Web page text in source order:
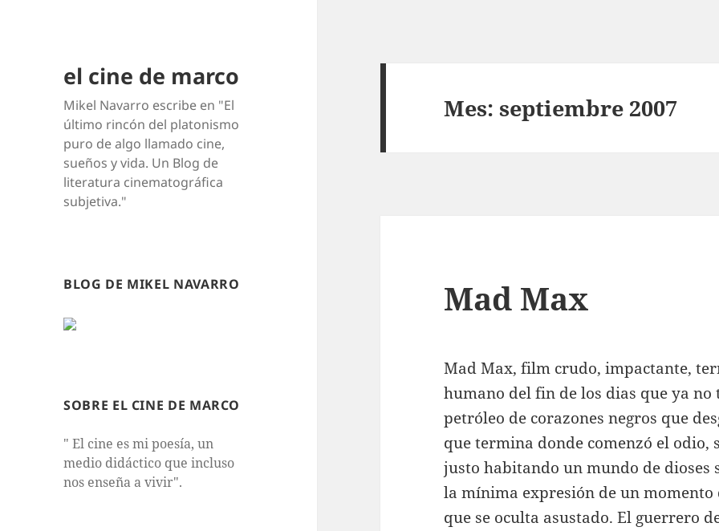
el cine de marco
Mikel Navarro escribe en "El
último rincón del platonismo
puro de algo llamado cine,
sueños y vida. Un Blog de
literatura cinematográfica
subjetiva."
BLOG DE MIKEL NAVARRO
SOBRE EL CINE DE MARCO
" El cine es mi poesía, un
medio didáctico que incluso
nos enseña a vivir".
Mes:septiembre 2007
Mad Max
Mad Max, film crudo, impactante,
humano del fin de los dias que ya
petróleo de corazones negros que
que termina donde comenzó el
justo habitando un mundo de
la mínima expresión de un
que se oculta asustado. El guerrero